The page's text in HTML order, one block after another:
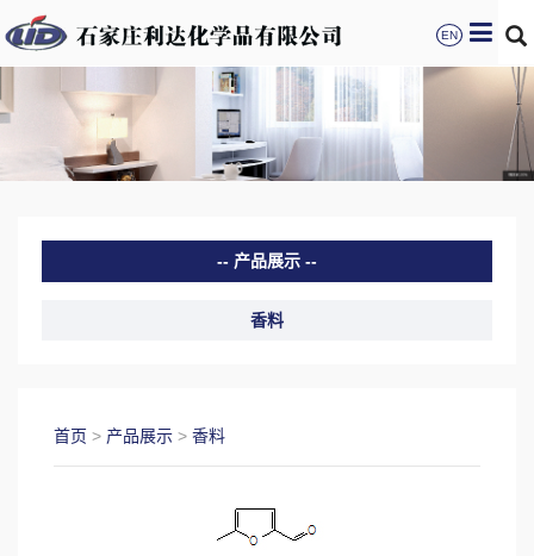
EN
产品展示
香料
首页 > 产品展示 > 香料